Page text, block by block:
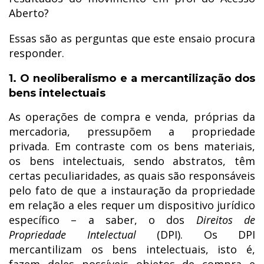
Aberto?
Essas são as perguntas que este ensaio procura
responder.
1. O neoliberalismo e a mercantilização dos
bens intelectuais
As operações de compra e venda, próprias da
mercadoria, pressupõem a propriedade
privada. Em contraste com os bens materiais,
os bens intelectuais, sendo abstratos, têm
certas peculiaridades, as quais são responsáveis
pelo fato de que a instauração da propriedade
em relação a eles requer um dispositivo jurídico
específico – a saber, o dos Direitos de
Propriedade Intelectual (DPI). Os DPI
mercantilizam os bens intelectuais, isto é,